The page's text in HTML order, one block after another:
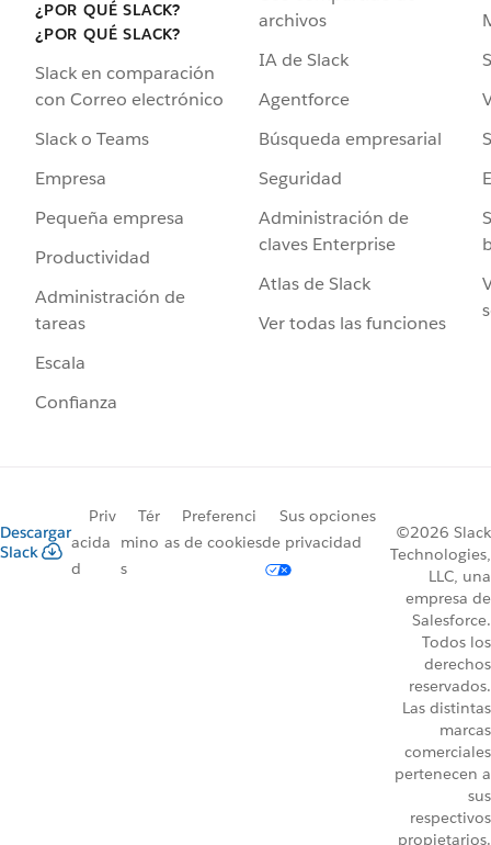
¿POR QUÉ SLACK?
¿POR QUÉ SLACK?
Slack en comparación
con Correo electrónico
Slack o Teams
Empresa
Pequeña empresa
Productividad
Administración de
tareas
Escala
Confianza
archivos
IA de Slack
Agentforce
Búsqueda empresarial
Seguridad
Administración de
claves Enterprise
Atlas de Slack
Ver todas las funciones
Descargar
Slack
Priv
acida
d
Tér
mino
s
Preferenci
as de cookies
Sus opciones
de privacidad
©2026 Slack
Technologies,
LLC, una
empresa de
Salesforce.
Todos los
derechos
reservados.
Las distintas
marcas
comerciales
pertenecen a
sus
respectivos
propietarios.